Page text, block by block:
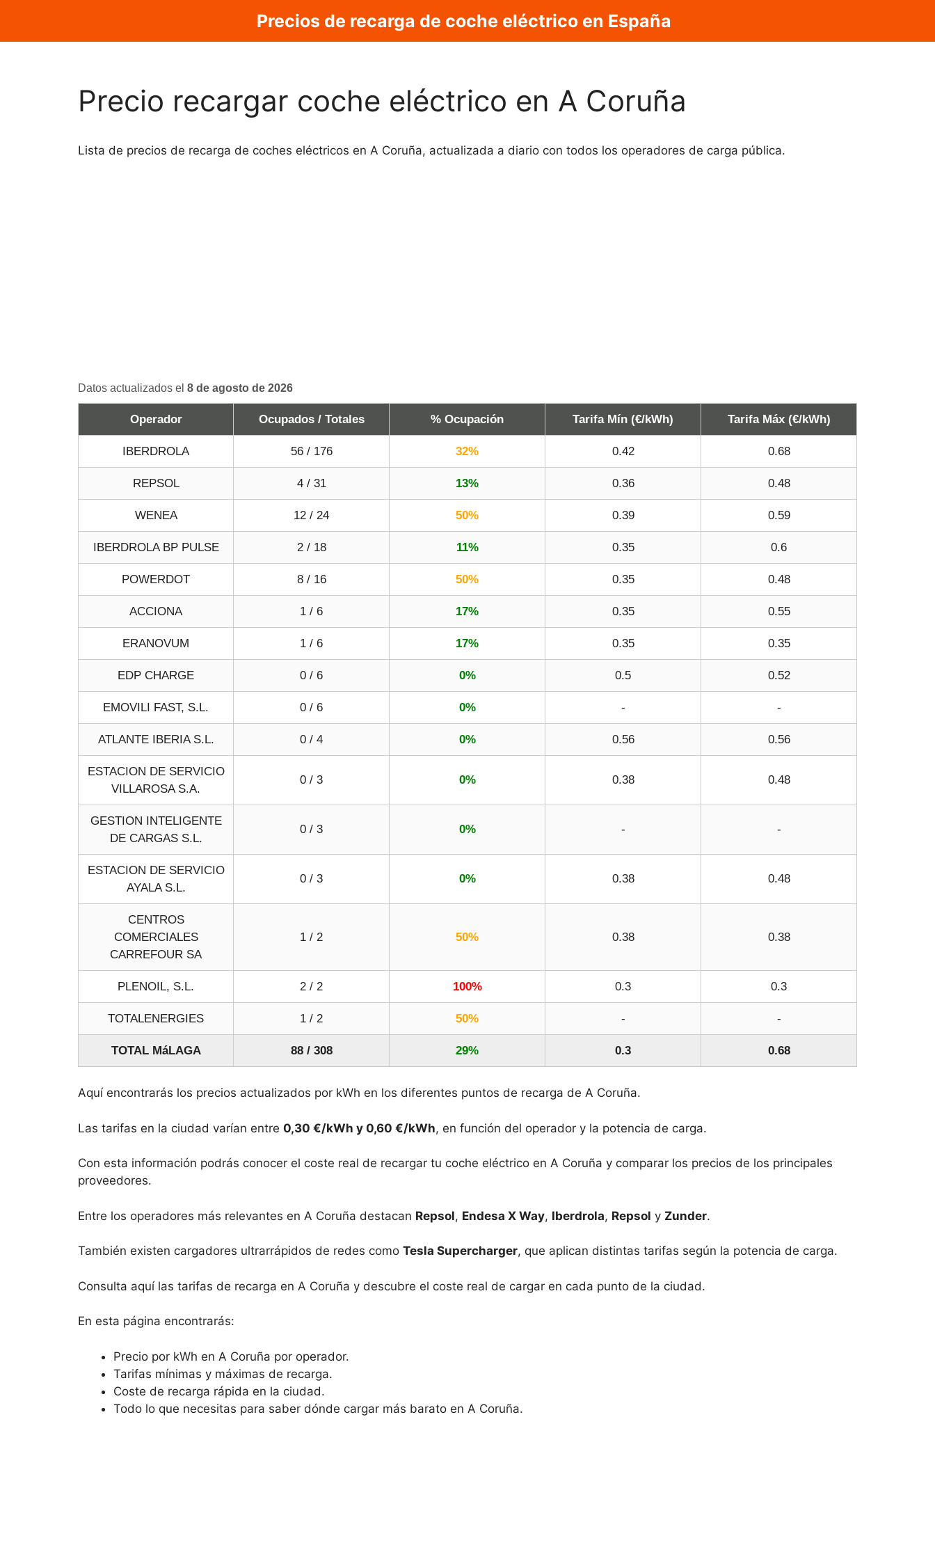
contenido
Precios de recarga de coche eléctrico en España
Precio recargar coche eléctrico en A Coruña
Lista de precios de recarga de coches eléctricos en A Coruña, actualizada a diario con todos los operadores de carga pública.
Datos actualizados el 8 de agosto de 2026
Operador Ocupados / Totales % Ocupación Tarifa Mín (€/kWh) Tarifa Máx (€/kWh)
IBERDROLA 56 / 176 32% 0.42 0.68
REPSOL 4 / 31 13% 0.36 0.48
WENEA 12 / 24 50% 0.39 0.59
IBERDROLA BP PULSE 2 / 18 11% 0.35 0.6
POWERDOT 8 / 16 50% 0.35 0.48
ACCIONA 1 / 6 17% 0.35 0.55
ERANOVUM 1 / 6 17% 0.35 0.35
EDP CHARGE 0 / 6 0% 0.5 0.52
EMOVILI FAST, S.L. 0 / 6 0% - -
ATLANTE IBERIA S.L. 0 / 4 0% 0.56 0.56
ESTACION DE SERVICIO
VILLAROSA S.A.
0 / 3 0% 0.38 0.48
GESTION INTELIGENTE
DE CARGAS S.L.
0 / 3 0% - -
ESTACION DE SERVICIO
AYALA S.L.
0 / 3 0% 0.38 0.48
CENTROS
COMERCIALES
CARREFOUR SA
1 / 2 50% 0.38 0.38
PLENOIL, S.L. 2 / 2 100% 0.3 0.3
TOTALENERGIES 1 / 2 50% - -
TOTAL MáLAGA 88 / 308 29% 0.3 0.68
Aquí encontrarás los precios actualizados por kWh en los diferentes puntos de recarga de A Coruña.
Las tarifas en la ciudad varían entre 0,30 €/kWh y 0,60 €/kWh, en función del operador y la potencia de carga.
Con esta información podrás conocer el coste real de recargar tu coche eléctrico en A Coruña y comparar los precios de los principales
proveedores.
Entre los operadores más relevantes en A Coruña destacan Repsol, Endesa X Way, Iberdrola, Repsol y Zunder.
También existen cargadores ultrarrápidos de redes como Tesla Supercharger, que aplican distintas tarifas según la potencia de carga.
Consulta aquí las tarifas de recarga en A Coruña y descubre el coste real de cargar en cada punto de la ciudad.
En esta página encontrarás:
Precio por kWh en A Coruña por operador.
Tarifas mínimas y máximas de recarga.
Coste de recarga rápida en la ciudad.
Todo lo que necesitas para saber dónde cargar más barato en A Coruña.